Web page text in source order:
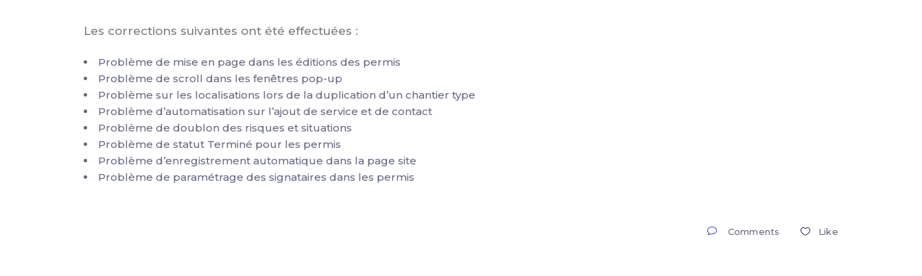
Les corrections suivantes ont été effectuées :
Problème de mise en page dans les éditions des permis
Problème de scroll dans les fenêtres pop-up
Problème sur les localisations lors de la duplication d’un chantier type
Problème d’automatisation sur l’ajout de service et de contact
Problème de doublon des risques et situations
Problème de statut Terminé pour les permis
Problème d’enregistrement automatique dans la page site
Problème de paramétrage des signataires dans les permis
Comments Like